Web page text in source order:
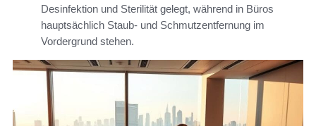
Desinfektion und Sterilität gelegt, während in Büros
hauptsächlich Staub- und Schmutzentfernung im
Vordergrund stehen.